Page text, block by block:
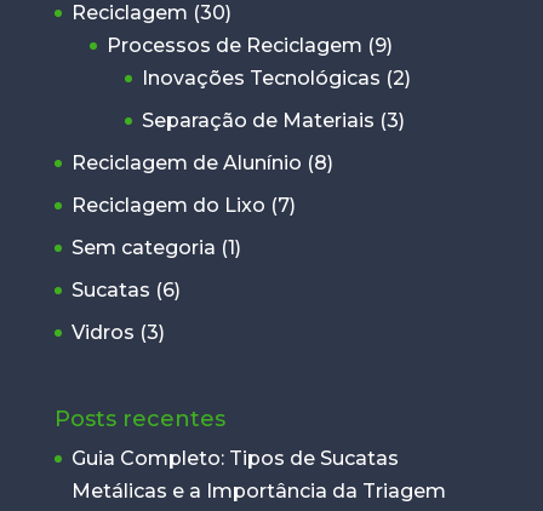
Reciclagem (30)
Processos de Reciclagem (9)
Inovações Tecnológicas (2)
Separação de Materiais (3)
Reciclagem de Alunínio (8)
Reciclagem do Lixo (7)
Sem categoria (1)
Sucatas (6)
Vidros (3)
Posts recentes
Guia Completo: Tipos de Sucatas
Metálicas e a Importância da Triagem